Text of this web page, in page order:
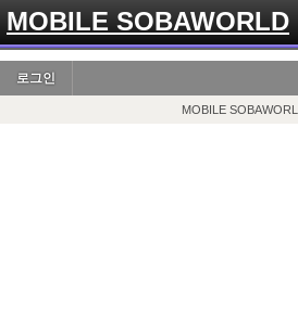
MOBILE SOBAWORLD
로그인
MOBILE